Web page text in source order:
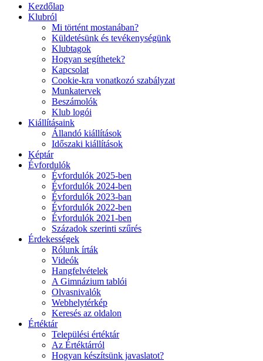
Kezdőlap
Klubról
Mi történt mostanában?
Küldetésünk és tevékenységünk
Klubtagok
Hogyan segíthetek?
Kapcsolat
Cookie-kra vonatkozó szabályzat
Munkatervek
Beszámolók
Klub logói
Kiállításaink
Állandó kiállítások
Időszaki kiállítások
Képtár
Évfordulók
Évfordulók 2025-ben
Évfordulók 2024-ben
Évfordulók 2023-ban
Évfordulók 2022-ben
Évfordulók 2021-ben
Századok szerinti szűrés
Érdekességek
Rólunk írták
Videók
Hangfelvételek
A Gimnázium tablói
Olvasnivalók
Webhelytérkép
Keresés az oldalon
Értéktár
Települési értéktár
Az Értéktárról
Hogyan készítsünk javaslatot?